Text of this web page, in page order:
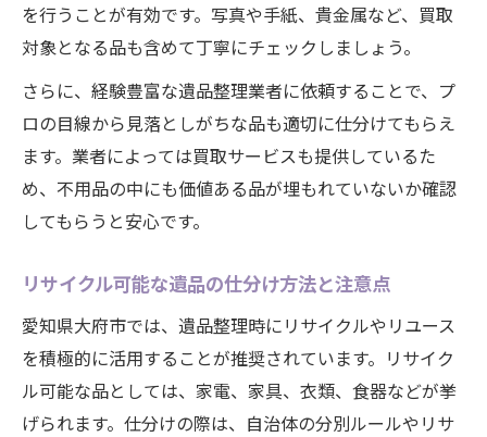
を行うことが有効です。写真や手紙、貴金属など、買取
対象となる品も含めて丁寧にチェックしましょう。
さらに、経験豊富な遺品整理業者に依頼することで、プ
ロの目線から見落としがちな品も適切に仕分けてもらえ
ます。業者によっては買取サービスも提供しているた
め、不用品の中にも価値ある品が埋もれていないか確認
してもらうと安心です。
リサイクル可能な遺品の仕分け方法と注意点
愛知県大府市では、遺品整理時にリサイクルやリユース
を積極的に活用することが推奨されています。リサイク
ル可能な品としては、家電、家具、衣類、食器などが挙
げられます。仕分けの際は、自治体の分別ルールやリサ